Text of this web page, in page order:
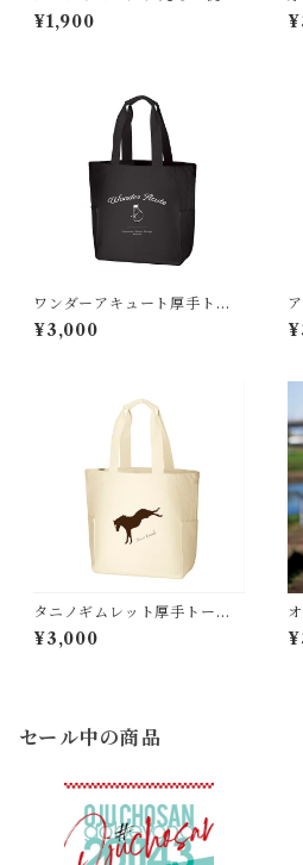
るエコバッグ
¥1,900
ワンダーアキュート厚手トー
トバッグ
¥3,000
タニノギムレット厚手トート
バッグ
¥3,000
セール中の商品